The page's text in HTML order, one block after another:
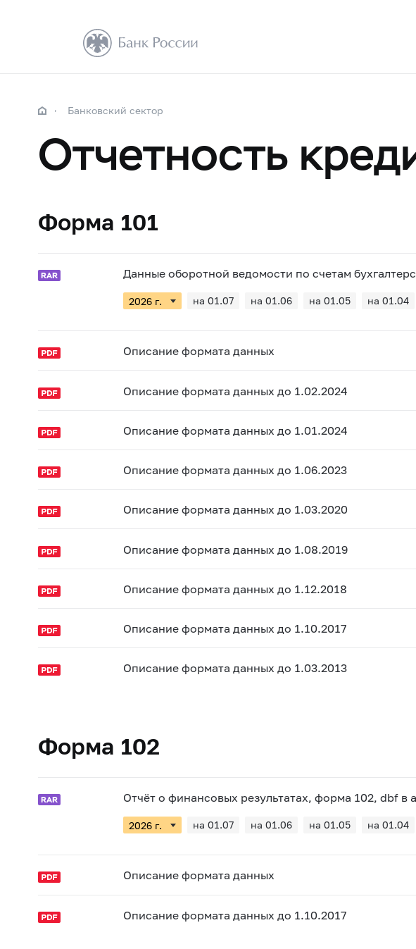
Банковский сектор
Отчетность
Форма 101
Данные оборотной ведомости по счетам
на 01.07 на 01.06 на 01.05 на 01.04
Описание формата данных
Описание формата данных до 1.02.2024
Описание формата данных до 1.01.2024
Описание формата данных до 1.06.2023
Описание формата данных до 1.03.2020
Описание формата данных до 1.08.2019
Описание формата данных до 1.12.2018
Описание формата данных до 1.10.2017
Описание формата данных до 1.03.2013
Форма 102
Отчёт о финансовых результатах, форма 102, dbf в
на 01.07 на 01.06 на 01.05 на 01.04
Описание формата данных
Описание формата данных до 1.10.2017